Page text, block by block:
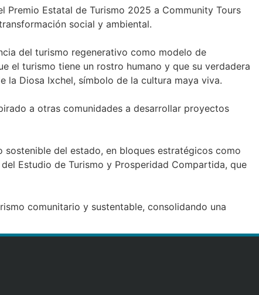
Premio Estatal de Turismo 2025 a Community Tours
social y ambiental.
del turismo regenerativo como modelo de
el turismo tiene un rostro humano y que su verdadera
la Diosa Ixchel, símbolo de la cultura maya viva.
a otras comunidades a desarrollar proyectos
del estado, en bloques estratégicos como
Estudio de Turismo y Prosperidad Compartida, que
comunitario y sustentable, consolidando una